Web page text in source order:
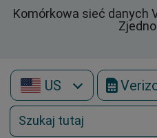
Komórkowa sieć danych
US